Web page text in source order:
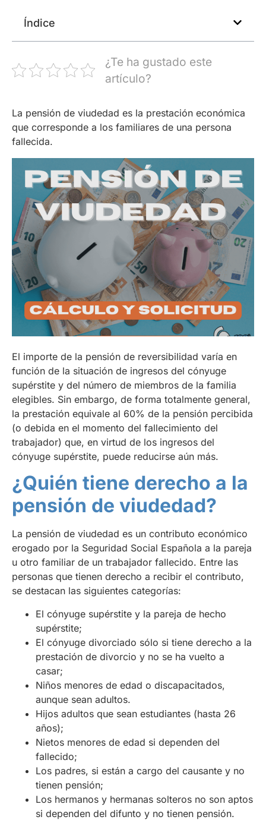
¿Te ha gustado este
artículo?
La pensión de viudedad es la prestación económica
que corresponde a los familiares de una persona
fallecida.
El importe de la pensión de reversibilidad varía en
función de la situación de ingresos del cónyuge
supérstite y del número de miembros de la familia
elegibles. Sin embargo, de forma totalmente general,
la prestación equivale al 60% de la pensión percibida
(o debida en el momento del fallecimiento del
trabajador) que, en virtud de los ingresos del
cónyuge supérstite, puede reducirse aún más.
¿Quién tiene derecho a la
pensión de viudedad?
La pensión de viudedad es un contributo económico
erogado por la Seguridad Social Española a la pareja
u otro familiar de un trabajador fallecido. Entre las
personas que tienen derecho a recibir el contributo,
se destacan las siguientes categorías:
El cónyuge supérstite y la pareja de hecho
supérstite;
El cónyuge divorciado sólo si tiene derecho a la
prestación de divorcio y no se ha vuelto a
casar;
Niños menores de edad o discapacitados,
aunque sean adultos.
Hijos adultos que sean estudiantes (hasta 26
años);
Nietos menores de edad si dependen del
fallecido;
Los padres, si están a cargo del causante y no
tienen pensión;
Los hermanos y hermanas solteros no son aptos
si dependen del difunto y no tienen pensión.
Índice